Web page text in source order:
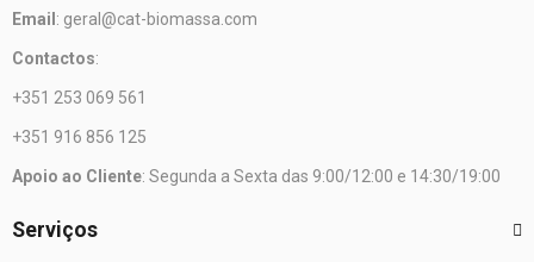
Email : geral@cat-biomassa.com
Contactos:
+351 253 069 561
+351 916 856 125
Apoio ao Cliente: Segunda a Sexta das 9:00/12:00 e 14:30/19:00
Serviços